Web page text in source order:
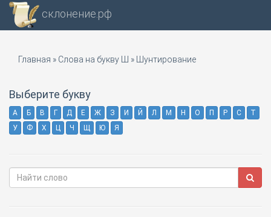
склонение.рф
Главная » Слова на букву Ш » Шунтирование
Выберите букву
А Б В Г Д Е Ж З И Й Л М Н О П Р С
Т
У
Ф Х Ц Ч Щ Ю Я